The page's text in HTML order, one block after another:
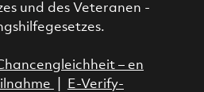
und des Veteranen -
– en
E-Verify-